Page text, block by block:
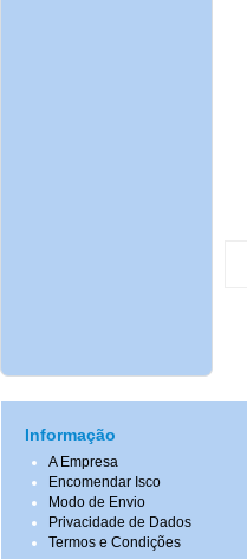
Informação
A Empresa
Encomendar Isco
Modo de Envio
Privacidade de Dados
Termos e Condições